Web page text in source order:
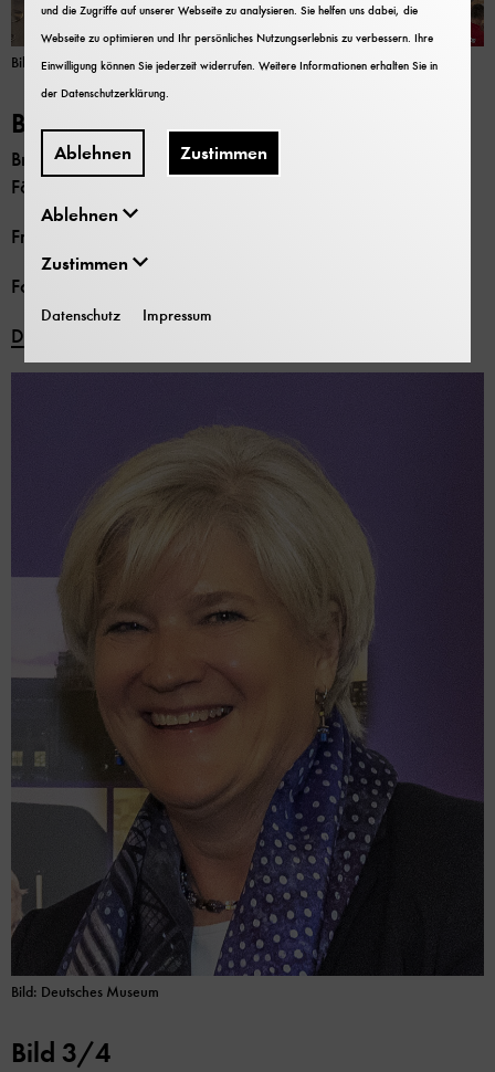
Bild: Deutsches Museum, München | Hubert Czech
Bild: Deutsches Museum
Bild 2/4
Brigitte Böhm, seit 2023 Vorsitzende des Freundes- und
Förderkreis Deutsches Museum e. V..
Frei zur Veröffentlichung nur mit dem Vermerk
Foto: Deutsches Museum
Download
Bild 3/4
und die Zugriffe auf unserer Webseite zu analysieren. Sie helfen uns dabei, die
Webseite zu optimieren und Ihr persönliches Nutzungserlebnis zu verbessern. Ihre
Einwilligung können Sie jederzeit widerrufen. Weitere Informationen erhalten Sie in
derDatenschutzerklärung
Ablehnen Zustimmen
Ablehnen
Zustimmen
Datenschutz Impressum